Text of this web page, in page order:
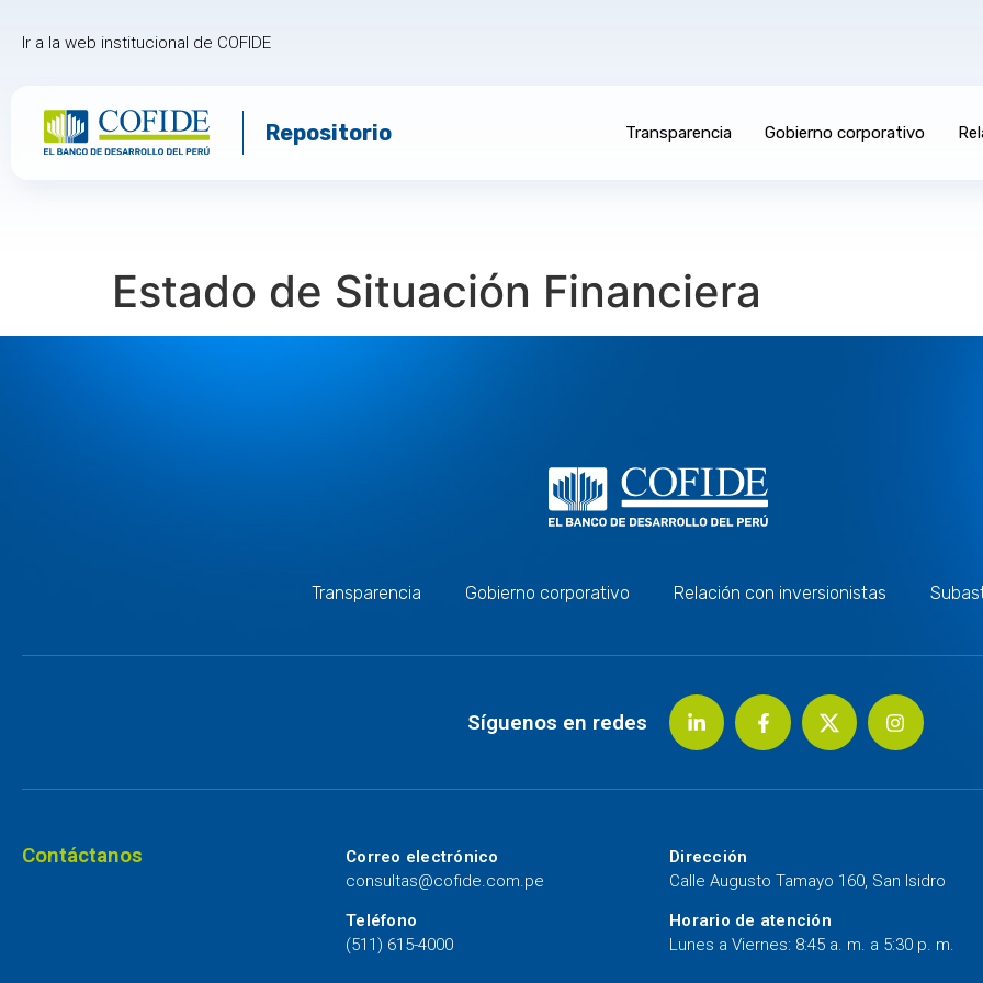
Ir a la web institucional de COFIDE
Repositorio Transparencia Gobierno corporativo
Estado de Situación Financiera
Transparencia Gobierno corporativo Relación con inversionistas
Síguenos en redes
Contáctanos
Correo electrónico
consultas@cofide.com.pe
Teléfono
(511) 615-4000
Dirección
Calle Augusto Tamayo 160, San Isidro
Horario de atención
Lunes a Viernes: 8:45 a. m. a 5:30 p. m.